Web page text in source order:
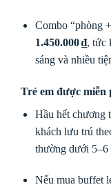
Combo “phòng
1.450.000 ₫, tức
sáng và nhiều
Trẻ em được miễn
Hầu hết chương
khách lưu trú
thường dưới 5–6
Nếu mua buffet